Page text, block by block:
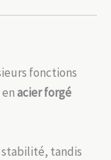
fonctions
acier forgé
stabilité, tandis